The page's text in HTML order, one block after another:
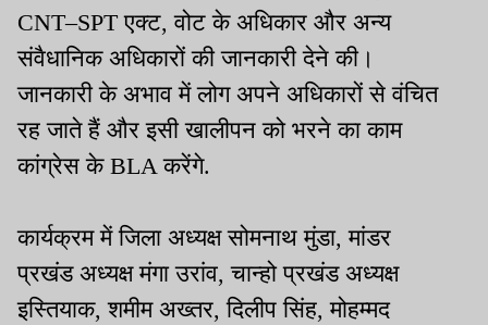
CNT–SPT एक्ट, वोट के अधिकार और अन्य
संवैधानिक अधिकारों की जानकारी देने की।
जानकारी के अभाव में लोग अपने अधिकारों से वंचित
रह जाते हैं और इसी खालीपन को भरने का काम
कांग्रेस के BLA करेंगे.
कार्यक्रम में जिला अध्यक्ष सोमनाथ मुंडा, मांडर
प्रखंड अध्यक्ष मंगा उरांव, चान्हो प्रखंड अध्यक्ष
इस्तियाक, शमीम अख्तर, दिलीप सिंह, मोहम्मद